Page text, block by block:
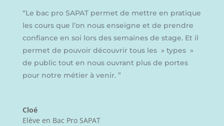
“Le bac pro SAPAT permet de mettre en pratique
les cours que l’on nous enseigne et de prendre
confiance en soi lors des semaines de stage. Et il
permet de pouvoir découvrir tous les » types »
de public tout en nous ouvrant plus de portes
pour notre métier à venir. ”
Cloé
Elève en Bac Pro SAPAT